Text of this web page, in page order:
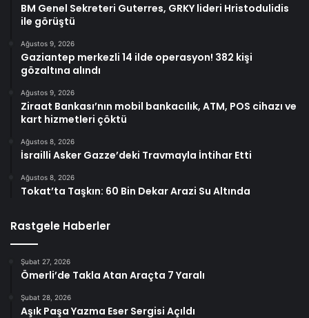
BM Genel Sekreteri Guterres, GRKY lideri Hristodulidis
ile görüştü
Ağustos 9, 2026
Gaziantep merkezli 14 ilde operasyon! 382 kişi
gözaltına alındı
Ağustos 9, 2026
Ziraat Bankası’nın mobil bankacılık, ATM, POS cihazı ve
kart hizmetleri çöktü
Ağustos 8, 2026
İsrailli Asker Gazze’deki Travmayla İntihar Etti
Ağustos 8, 2026
Tokat’ta Taşkın: 60 Bin Dekar Arazi Su Altında
Rastgele Haberler
Şubat 27, 2026
Ömerli’de Takla Atan Araçta 7 Yaralı
Şubat 28, 2026
Aşık Paşa Yazma Eser Sergisi Açıldı